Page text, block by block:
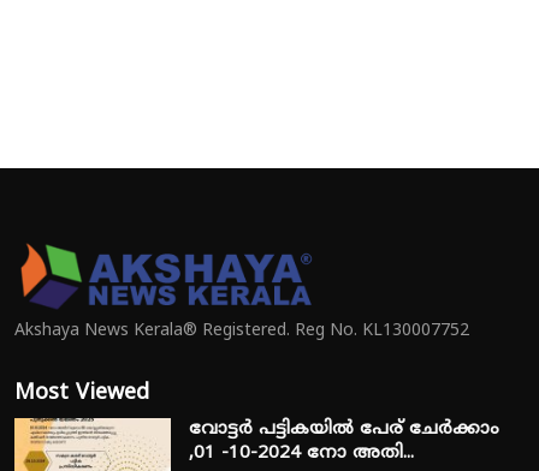
Akshaya News Kerala® Registered. Reg No. KL130007752
Most Viewed
വോട്ടർ പട്ടികയിൽ പേര് ചേർക്കാം
,01 -10-2024 നോ അതി...